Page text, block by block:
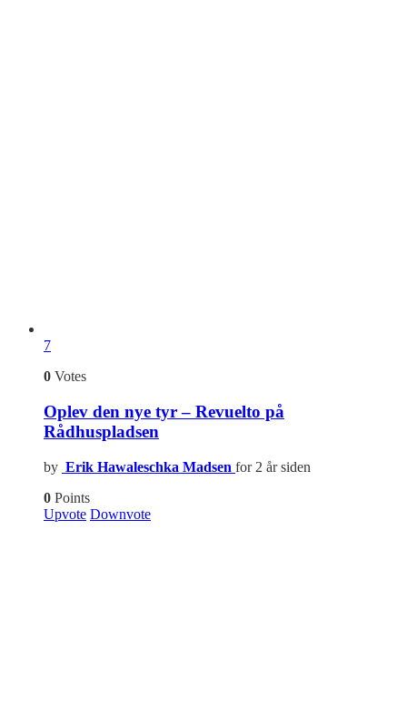
7
0 Votes
Oplev den nye tyr – Revuelto på
Rådhuspladsen
by Erik Hawaleschka Madsen for 2 år siden
0 Points
Upvote Downvote